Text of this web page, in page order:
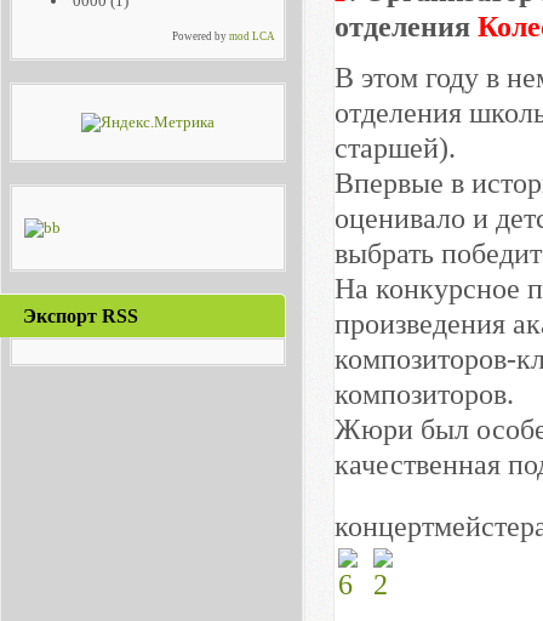
Powered bymod LCA
Экспорт RSS
отделения
В этом году в
отделения
старшей).
Впервые в
оценивало и
выбрать
На конкурсное
произведения
композиторов-
композиторов.
Жюри был
качественная